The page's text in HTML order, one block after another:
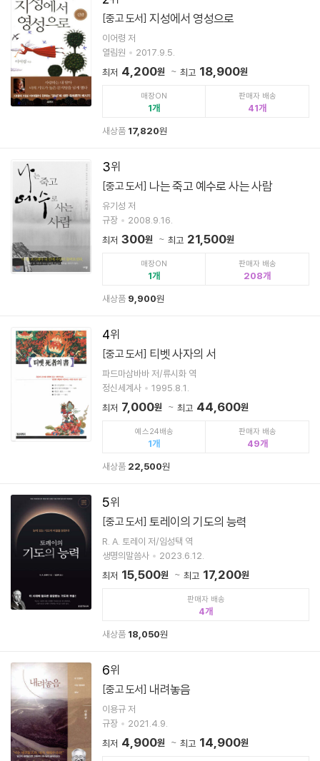
[중고 도서] 지성에서 영성으로
이어령 저
열림원
2017.9.5.
최저 4,200원 최고 18,900원
매장ON
1
판매자 배송
41
새상품 17,820원
3
[중고 도서] 나는 죽고 예수로 사는 사람
유기성 저
규장
2008.9.16.
최저 300원 최고 21,500원
매장ON
1
판매자 배송
208
새상품 9,900원
4
[중고 도서] 티벳 사자의 서
파드마삼바바 저/류시화 역
정신세계사
1995.8.1.
최저 7,000원 최고 44,600원
예스24배송
1
판매자 배송
49
새상품 22,500원
5
[중고 도서] 토레이의 기도의 능력
R. A. 토레이 저/임성택 역
생명의말씀사
2023.6.12.
최저 15,500원 최고 17,200원
판매자 배송
4
새상품 18,050원
6
[중고 도서] 내려놓음
이용규 저
규장
2021.4.9.
최저 4,900원 최고 14,900원